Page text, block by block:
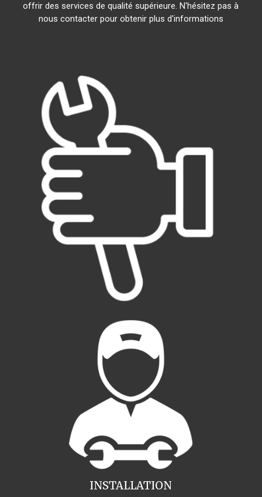
offrir des services de qualité supérieure. N'hésitez pas à
nous contacter pour obtenir plus d'informations
INSTALLATION